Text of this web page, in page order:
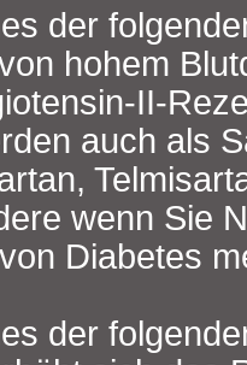
der
hohem
II-
auch als
wenn Sie
Diabetes
der